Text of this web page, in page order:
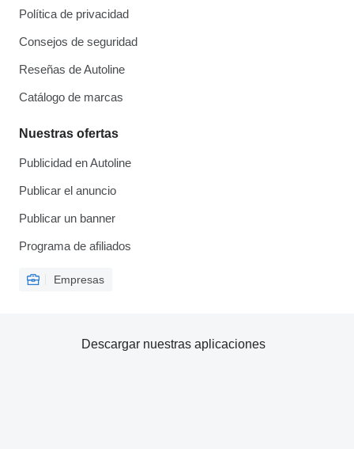
Política de privacidad
Consejos de seguridad
Reseñas de Autoline
Catálogo de marcas
Nuestras ofertas
Publicidad en Autoline
Publicar el anuncio
Publicar un banner
Programa de afiliados
Empresas
Descargar nuestras aplicaciones